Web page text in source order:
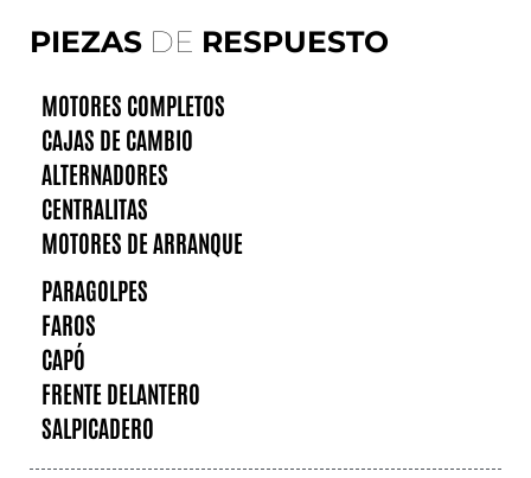
PIEZAS DE RESPUESTO
MOTORES COMPLETOS
CAJAS DE CAMBIO
ALTERNADORES
CENTRALITAS
MOTORES DE ARRANQUE
PARAGOLPES
FAROS
CAPÓ
FRENTE DELANTERO
SALPICADERO